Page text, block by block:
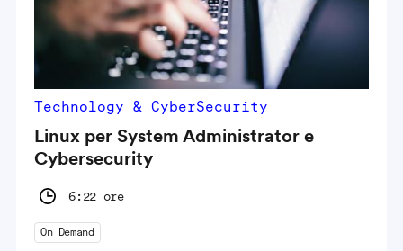
Technology & CyberSecurity
Linux per System Administrator e
Cybersecurity
6:22 ore
On Demand